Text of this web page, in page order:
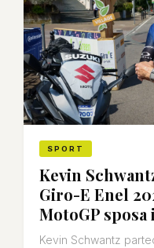
SPORT
Kevin
Giro-E Enel
MotoGP
Kevin Schwantz